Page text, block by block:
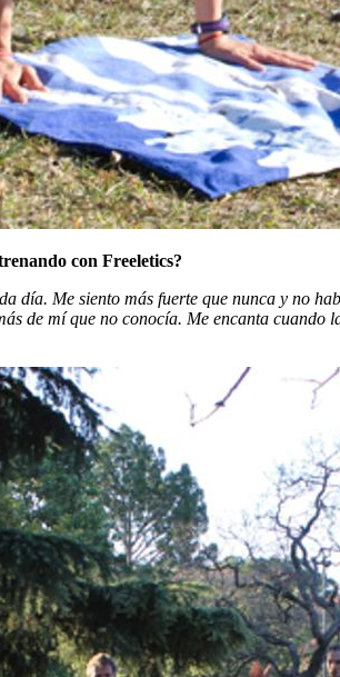
con Freeletics?
Me siento más fuerte que nunca y no
de mí que no conocía. Me encanta